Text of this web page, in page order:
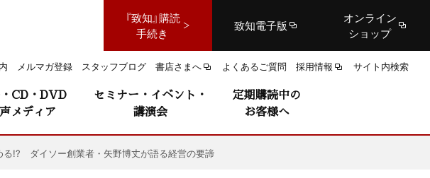
『致知』購読
手続き
致知電子版
オンライン
ショップ
メルマガ登録 スタッフブログ 書店さまへ よくあるご質問 採用情報 サイト内検索
CD・DVD
メディア
セミナー・イベント・
講演会
定期購読中の
お客様へ
る!? ダイソー創業者・矢野博丈が語る経営の要諦